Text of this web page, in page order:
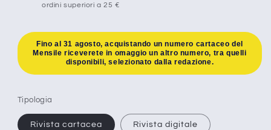
ordini superiori a 25 €
Fino al 31 agosto, acquistando un numero cartaceo del
Mensile riceverete in omaggio un altro numero, tra quelli
disponibili, selezionato dalla redazione.
Tipologia
Rivista cartacea Rivista digitale